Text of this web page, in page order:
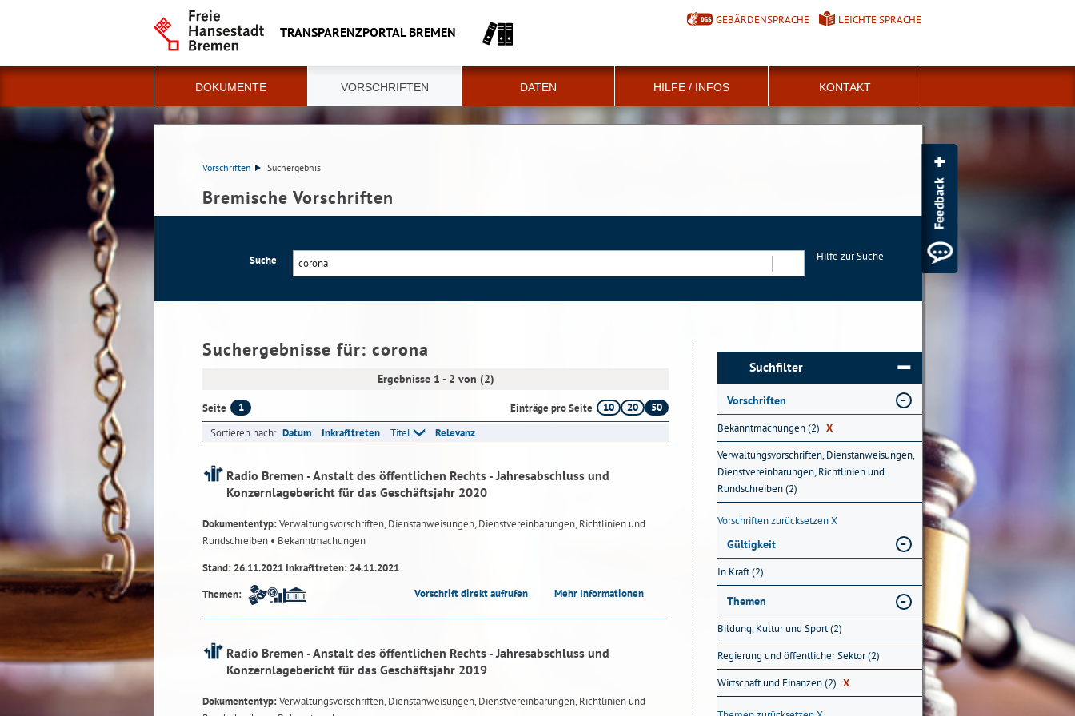
TRANSPARENZPORTAL BREMEN
GEBÄRDENSPRACHE LEICHTE SPRACHE
DOKUMENTE VORSCHRIFTEN DATEN HILFE / INFOS KONTAKT
Vorschriften Suchergebnis
Bremische Vorschriften
Suche
Hilfe zur Suche
Suchergebnisse für: corona
Ergebnisse 1 - 2 von (2)
Seite 1 Einträge pro Seite 10 20
50
Sortieren nach: Datum Inkrafttreten Titel Relevanz
Radio Bremen - Anstalt des öffentlichen Rechts - Jahresabschluss und
Konzernlagebericht für das Geschäftsjahr 2020
Dokumententyp:Verwaltungsvorschriften, Dienstanweisungen, Dienstvereinbarungen, Richtlinien und
Rundschreiben • Bekanntmachungen
Stand: 26.11.2021 Inkrafttreten: 24.11.2021
Themen:
Vorschrift direkt aufrufen Mehr Informationen
Radio Bremen - Anstalt des öffentlichen Rechts - Jahresabschluss und
Konzernlagebericht für das Geschäftsjahr 2019
Dokumententyp:Verwaltungsvorschriften, Dienstanweisungen, Dienstvereinbarungen, Richtlinien und
Suchfilter
Vorschriften
Bekanntmachungen (2) X
Verwaltungsvorschriften, Dienstanweisungen,
Dienstvereinbarungen, Richtlinien und
Rundschreiben (2)
Vorschriften zurücksetzenX
Gültigkeit
In Kraft (2)
Themen
Bildung, Kultur und Sport (2)
Regierung und öffentlicher Sektor (2)
Wirtschaft und Finanzen (2) X